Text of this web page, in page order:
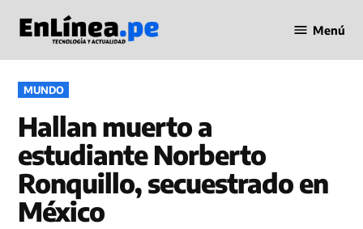
contenido
en Línea
Menú
PUBLICADO
EN
MUNDO
Hallan muerto a
estudiante Norberto
Ronquillo, secuestrado en
México